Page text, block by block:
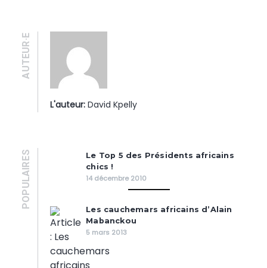
AUTEUR·E
L'auteur: David Kpelly
POPULAIRES
Le Top 5 des Présidents africains
chics !
14 décembre 2010
Les cauchemars africains d’Alain
Mabanckou
5 mars 2013